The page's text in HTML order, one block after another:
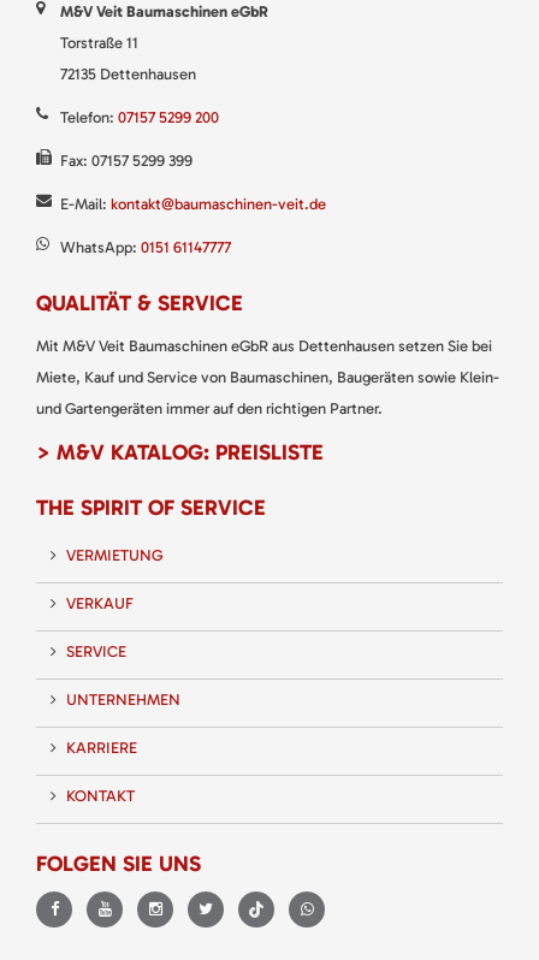
M&V Veit Baumaschinen eGbR
Torstraße 11
72135 Dettenhausen
Telefon: 07157 5299 200
Fax: 07157 5299 399
E-Mail: kontakt@baumaschinen-veit.de
WhatsApp: 0151 61147777
QUALITÄT & SERVICE
Mit M&V Veit Baumaschinen eGbR aus Dettenhausen setzen Sie bei
Miete, Kauf und Service von Baumaschinen, Baugeräten sowie Klein-
und Gartengeräten immer auf den richtigen Partner.
> M&V KATALOG: PREISLISTE
THE SPIRIT OF SERVICE
VERMIETUNG
VERKAUF
SERVICE
UNTERNEHMEN
KARRIERE
KONTAKT
FOLGEN SIE UNS